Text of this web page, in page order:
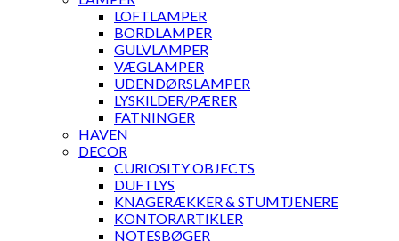
LOFTLAMPER
BORDLAMPER
GULVLAMPER
VÆGLAMPER
UDENDØRSLAMPER
LYSKILDER/PÆRER
FATNINGER
HAVEN
DECOR
CURIOSITY OBJECTS
DUFTLYS
KNAGERÆKKER & STUMTJENERE
KONTORARTIKLER
NOTESBØGER